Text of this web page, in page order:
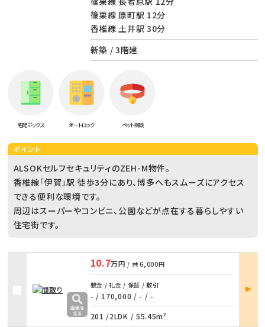
篠栗線 原町駅 12分
香椎線 土井駅 30分
新築 / 3階建
宅配ボックス オートロック ペット相談
ポイント
ALSOKセルフセキュリティのZEH-M物件。
香椎線「伊賀」駅 徒歩3分にあり、博多へもスムーズにアクセス
できる便利な環境です。
周辺はスーパーやコンビニ、公園などが点在する暮らしやすい
住宅街です。
10.7万円 / 共6,000円
敷金 / 礼金 / 保証 / 敷引
- / 170,000 / - / -
201 /2LDK / 55.45m²
部屋
詳細